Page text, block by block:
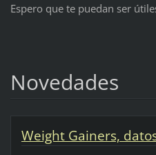
Espero que te puedan ser
Novedades
Weight Gainers,